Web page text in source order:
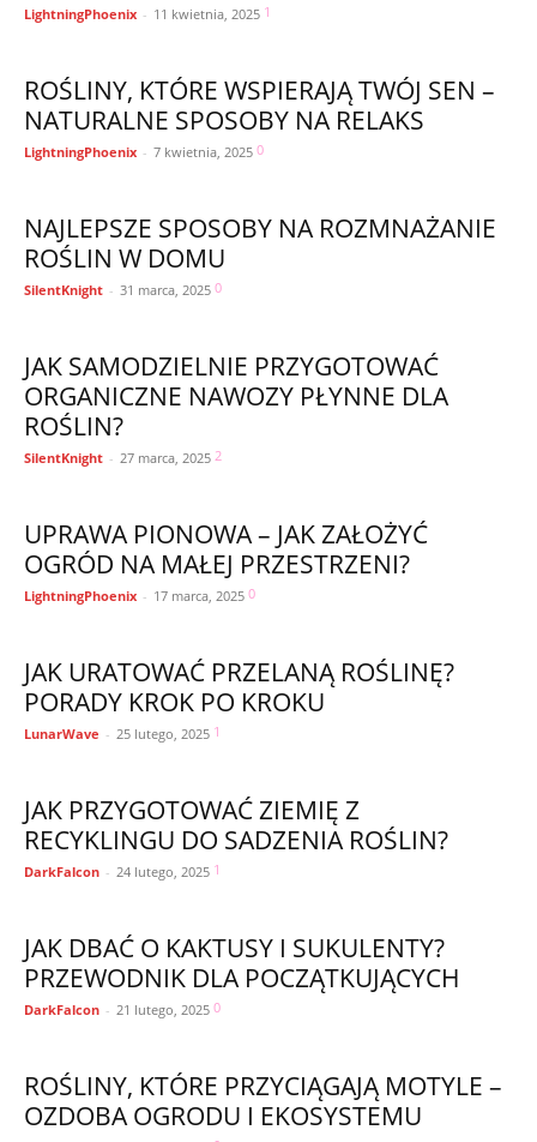
LightningPhoenix - 11 kwietnia, 2025 1
ROŚLINY, KTÓRE WSPIERAJĄ TWÓJ SEN –
NATURALNE SPOSOBY NA RELAKS
LightningPhoenix - 7 kwietnia, 2025 0
NAJLEPSZE SPOSOBY NA ROZMNAŻANIE
ROŚLIN W DOMU
SilentKnight - 31 marca, 2025 0
JAK SAMODZIELNIE PRZYGOTOWAĆ
ORGANICZNE NAWOZY PŁYNNE DLA
ROŚLIN?
SilentKnight - 27 marca, 2025 2
UPRAWA PIONOWA – JAK ZAŁOŻYĆ
OGRÓD NA MAŁEJ PRZESTRZENI?
LightningPhoenix - 17 marca, 2025 0
JAK URATOWAĆ PRZELANĄ ROŚLINĘ?
PORADY KROK PO KROKU
LunarWave - 25 lutego, 2025 1
JAK PRZYGOTOWAĆ ZIEMIĘ Z
RECYKLINGU DO SADZENIA ROŚLIN?
DarkFalcon - 24 lutego, 2025 1
JAK DBAĆ O KAKTUSY I SUKULENTY?
PRZEWODNIK DLA POCZĄTKUJĄCYCH
DarkFalcon - 21 lutego, 2025 0
ROŚLINY, KTÓRE PRZYCIĄGAJĄ MOTYLE –
OZDOBA OGRODU I EKOSYSTEMU